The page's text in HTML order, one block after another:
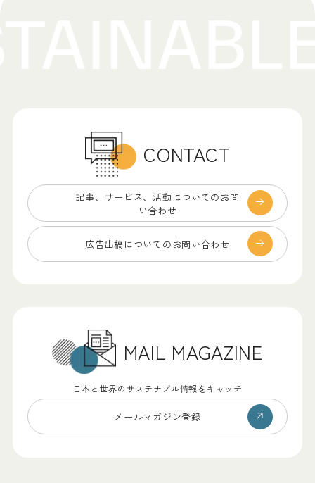
CONTACT
記事、サービス、 活動についてのお問
い合わせ
広告出稿についての お問い合わせ
MAIL MAGAZINE
日本と世界のサステナブル情報をキャッチ
メールマガジン登録